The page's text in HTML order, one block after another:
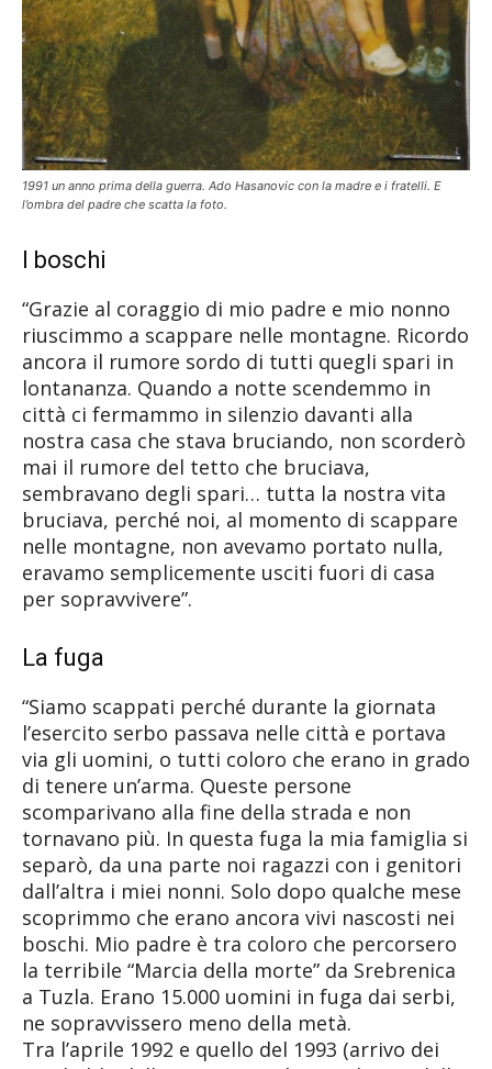
1991 un anno prima della guerra. Ado Hasanovic con la madre e i fratelli. E
l’ombra del padre che scatta la foto.
I boschi
“Grazie al coraggio di mio padre e mio nonno
riuscimmo a scappare nelle montagne. Ricordo
ancora il rumore sordo di tutti quegli spari in
lontananza. Quando a notte scendemmo in
città ci fermammo in silenzio davanti alla
nostra casa che stava bruciando, non scorderò
mai il rumore del tetto che bruciava,
sembravano degli spari… tutta la nostra vita
bruciava, perché noi, al momento di scappare
nelle montagne, non avevamo portato nulla,
eravamo semplicemente usciti fuori di casa
per sopravvivere”.
La fuga
“Siamo scappati perché durante la giornata
l’esercito serbo passava nelle città e portava
via gli uomini, o tutti coloro che erano in grado
di tenere un’arma. Queste persone
scomparivano alla fine della strada e non
tornavano più. In questa fuga la mia famiglia si
separò, da una parte noi ragazzi con i genitori
dall’altra i miei nonni. Solo dopo qualche mese
scoprimmo che erano ancora vivi nascosti nei
boschi. Mio padre è tra coloro che percorsero
la terribile “Marcia della morte” da Srebrenica
a Tuzla. Erano 15.000 uomini in fuga dai serbi,
ne sopravvissero meno della metà.
Tra l’aprile 1992 e quello del 1993 (arrivo dei